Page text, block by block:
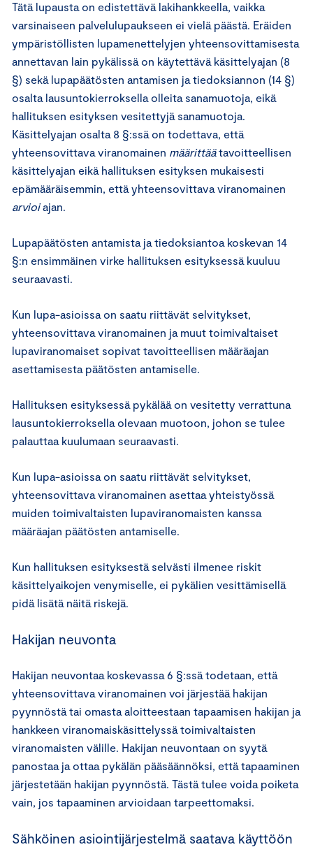
Tätä lupausta on edistettävä lakihankkeella, vaikka
varsinaiseen palvelulupaukseen ei vielä päästä. Eräiden
ympäristöllisten lupamenettelyjen yhteensovittamisesta
annettavan lain pykälissä on käytettävä käsittelyajan (8
§) sekä lupapäätösten antamisen ja tiedoksiannon (14 §)
osalta lausuntokierroksella olleita sanamuotoja, eikä
hallituksen esityksen vesitettyjä sanamuotoja.
Käsittelyajan osalta 8 §:ssä on todettava, että
yhteensovittava viranomainen määrittäätavoitteellisen
käsittelyajan eikä hallituksen esityksen mukaisesti
epämääräisemmin, että yhteensovittava viranomainen
arvioiajan.
Lupapäätösten antamista ja tiedoksiantoa koskevan 14
§:n ensimmäinen virke hallituksen esityksessä kuuluu
seuraavasti.
Kun lupa-asioissa on saatu riittävät selvitykset,
yhteensovittava viranomainen ja muut toimivaltaiset
lupaviranomaiset sopivat tavoitteellisen määräajan
asettamisesta päätösten antamiselle.
Hallituksen esityksessä pykälää on vesitetty verrattuna
lausuntokierroksella olevaan muotoon, johon se tulee
palauttaa kuulumaan seuraavasti.
Kun lupa-asioissa on saatu riittävät selvitykset,
yhteensovittava viranomainen asettaa yhteistyössä
muiden toimivaltaisten lupaviranomaisten kanssa
määräajan päätösten antamiselle.
Kun hallituksen esityksestä selvästi ilmenee riskit
käsittelyaikojen venymiselle, ei pykälien vesittämisellä
pidä lisätä näitä riskejä.
Hakijan neuvonta
Hakijan neuvontaa koskevassa 6 §:ssä todetaan, että
yhteensovittava viranomainen voi järjestää hakijan
pyynnöstä tai omasta aloitteestaan tapaamisen hakijan ja
hankkeen viranomaiskäsittelyssä toimivaltaisten
viranomaisten välille. Hakijan neuvontaan on syytä
panostaa ja ottaa pykälän pääsäännöksi, että tapaaminen
järjestetään hakijan pyynnöstä. Tästä tulee voida poiketa
vain, jos tapaaminen arvioidaan tarpeettomaksi.
Sähköinen asiointijärjestelmä saatava käyttöön